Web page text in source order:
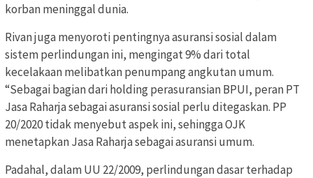
korban meninggal dunia.
Rivan juga menyoroti pentingnya asuransi sosial dalam
sistem perlindungan ini, mengingat 9% dari total
kecelakaan melibatkan penumpang angkutan umum.
“Sebagai bagian dari holding perasuransian BPUI, peran PT
Jasa Raharja sebagai asuransi sosial perlu ditegaskan. PP
20/2020 tidak menyebut aspek ini, sehingga OJK
menetapkan Jasa Raharja sebagai asuransi umum.
Padahal, dalam UU 22/2009, perlindungan dasar terhadap